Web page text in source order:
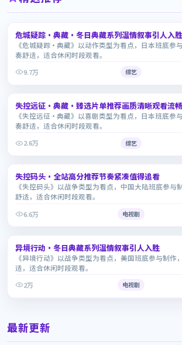
7.3
危城疑踪·典藏·冬日典藏系列温情叙事引人入胜
《危城疑踪·典藏》以动作类型为看点，日本班底参
奏舒适，适合休闲时段观看。
9.7万
综艺
8.8
失控远征·典藏·臻选片单推荐画质清晰观看流畅
《失控远征·典藏》以喜剧类型为看点，日本班底参
奏舒适，适合休闲时段观看。
2.6万
综艺
9.0
失控码头·全站高分推荐节奏紧凑值得追看
《失控码头》以战争类型为看点，中国大陆班底参与
舒适，适合休闲时段观看。
6.6万
电视剧
9.0
异境行动·冬日典藏系列温情叙事引人入胜
《异境行动》以战争类型为看点，美国班底参与制作
适，适合休闲时段观看。
2万
电视剧
最新更新